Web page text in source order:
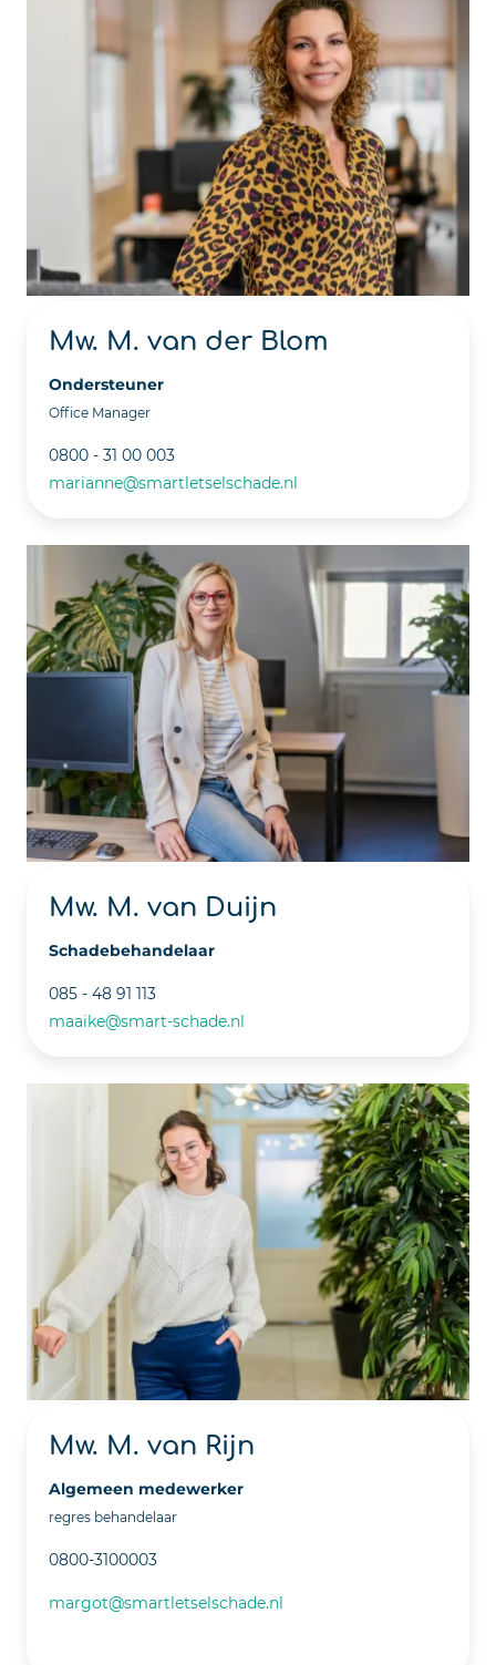
Mw. M. van der Blom
Ondersteuner
Office Manager
0800 - 31 00 003
marianne@smartletselschade.nl
Mw. M. van Duijn
Schadebehandelaar
085 - 48 91 113
maaike@smart-schade.nl
Mw. M. van Rijn
Algemeen medewerker
regres behandelaar
0800-3100003
margot@smartletselschade.nl